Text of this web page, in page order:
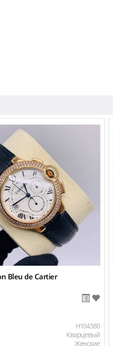
Bleu de Cartier
H104380
Кварцевый
Женские